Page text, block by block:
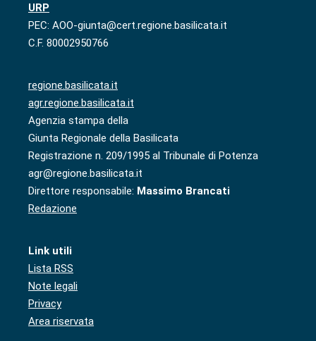
URP
PEC: AOO-giunta@cert.regione.basilicata.it
C.F. 80002950766
regione.basilicata.it
agr.regione.basilicata.it
Agenzia stampa della
Giunta Regionale della Basilicata
Registrazione n. 209/1995 al Tribunale di Potenza
agr@regione.basilicata.it
Direttore responsabile: Massimo Brancati
Redazione
Link utili
Lista RSS
Note legali
Privacy
Area riservata